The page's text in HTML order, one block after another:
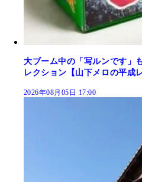
大ブーム中の「写ルンです」
レクション【山下メロの平成
2026年08月05日 17:00